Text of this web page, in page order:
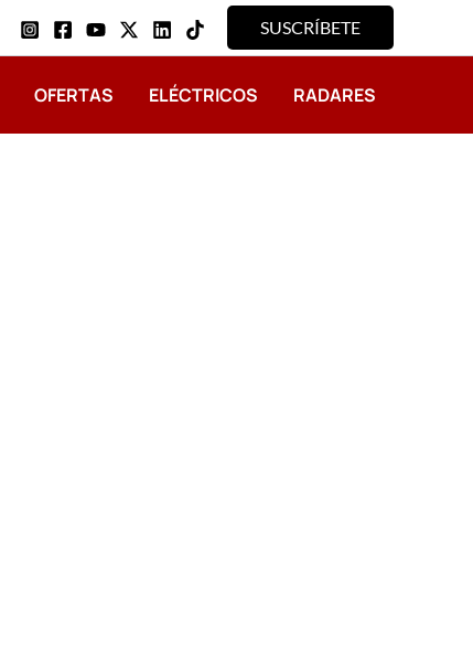
SUSCRÍBETE
OFERTAS ELÉCTRICOS RADARES